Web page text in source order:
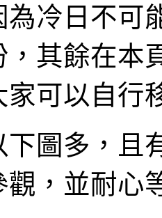
為冷日不可
，其餘在本
家可以自行
下圖多，且
觀，並耐心